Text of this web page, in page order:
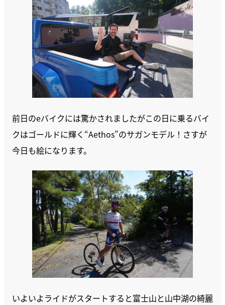
前日のeバイクには驚かされましたがこの日に乗るバイ
クはゴールドに輝く“Aethos”のサガンモデル！さすが
今日も絵になります。
いよいよライドがスタートすると富士山と山中湖の綺麗